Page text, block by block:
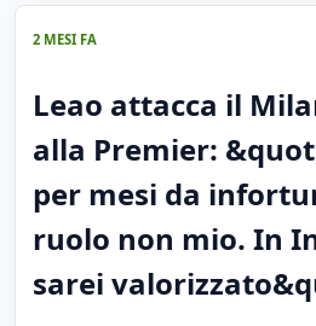
2 MESI FA
Leao attacca il
alla Premier:
per mesi da
ruolo non mio. In
sarei